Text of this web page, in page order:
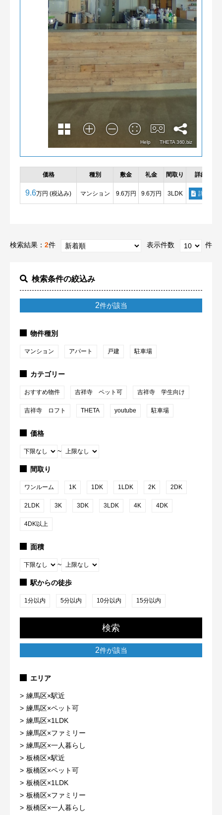
検索条件の絞込み
2件が該当
物件種別
マンション アパート 戸建 駐車場
カテゴリー
おすすめ物件 吉祥寺 ペット可 吉祥寺 学生向け
吉祥寺 ロフト THETA youtube 駐車場
価格
~
間取り
ワンルーム 1K 1DK 1LDK 2K 2DK
2LDK 3K 3DK 3LDK 4K 4DK
4DK以上
面積
~
駅からの徒歩
1分以内 5分以内 10分以内 15分以内
検索
2件が該当
エリア
練馬区×駅近
練馬区×ペット可
練馬区×1LDK
練馬区×ファミリー
練馬区×一人暮らし
板橋区×駅近
板橋区×ペット可
板橋区×1LDK
板橋区×ファミリー
板橋区×一人暮らし
価格 種別 敷金 礼金 間取り 詳細
9.6万円 (税込み) マンション 9.6万円 9.6万円 3LDK 詳細
検索結果： 2件 表示件数 件